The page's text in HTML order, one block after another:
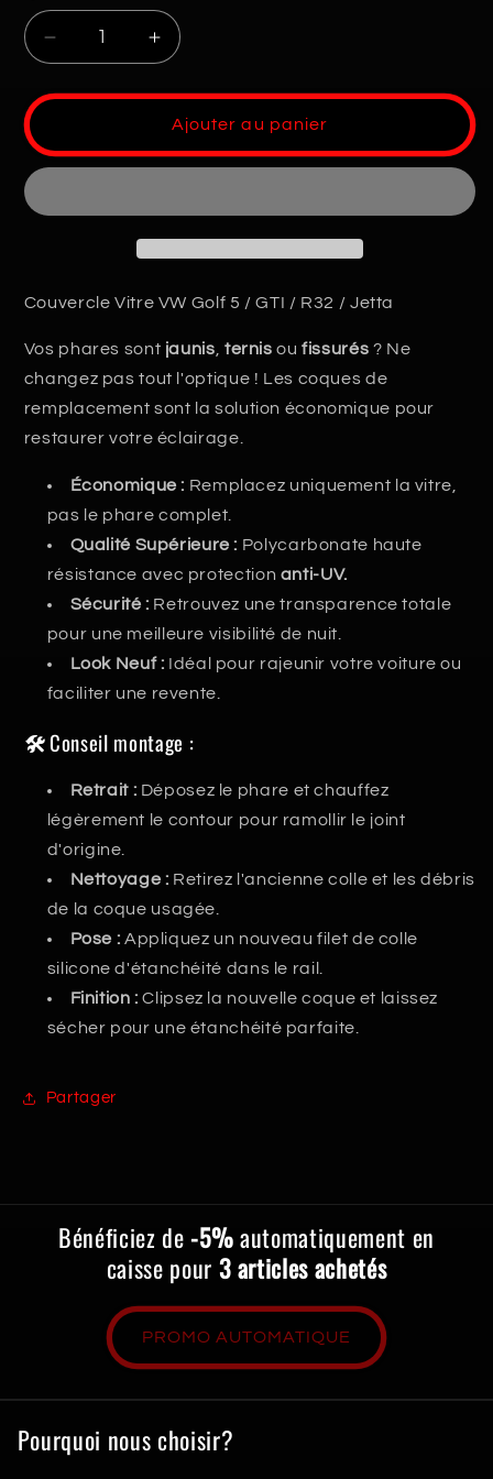
Réduire
la
quantité
Phare
Golf
Augmenter
la
quantité
de
Phare
Golf
5
Ajouter au panier
Couvercle Vitre VW Golf 5 / GTI / R32 / Jetta
Vos phares sont jaunis, ternis oufissurés ? Ne
changez pas tout l'optique ! Les coques de
remplacement sont la solution économique pour
restaurer votre éclairage.
Économique : Remplacez uniquement la vitre,
pas le phare complet.
Qualité Supérieure : Polycarbonate haute
résistance avec protection anti-UV.
Sécurité : Retrouvez une transparence totale
pour une meilleure visibilité de nuit.
Look Neuf : Idéal pour rajeunir votre voiture ou
faciliter une revente.
🛠️Conseil montage :
Retrait : Déposez le phare et chauffez
légèrement le contour pour ramollir le joint
d'origine.
Nettoyage : Retirez l'ancienne colle et les débris
de la coque usagée.
Pose : Appliquez un nouveau filet de colle
silicone d'étanchéité dans le rail.
Finition : Clipsez la nouvelle coque et laissez
sécher pour une étanchéité parfaite.
Partager
Bénéficiez de-5%automatiquement en
caisse pour 3 articles achetés
PROMO AUTOMATIQUE
Pourquoi nous choisir?